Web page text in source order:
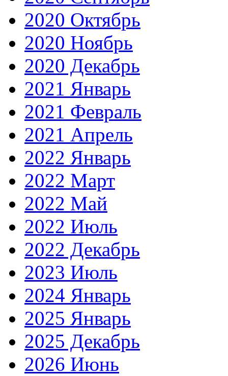
2020 Октябрь
2020 Ноябрь
2020 Декабрь
2021 Январь
2021 Февраль
2021 Апрель
2022 Январь
2022 Март
2022 Май
2022 Июль
2022 Декабрь
2023 Июль
2024 Январь
2025 Январь
2025 Декабрь
2026 Июнь